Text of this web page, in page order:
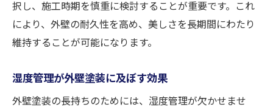
択し、施工時期を慎重に検討することが重要です。これ
により、外壁の耐久性を高め、美しさを長期間にわたり
維持することが可能になります。
湿度管理が外壁塗装に及ぼす効果
外壁塗装の長持ちのためには、湿度管理が欠かせませ